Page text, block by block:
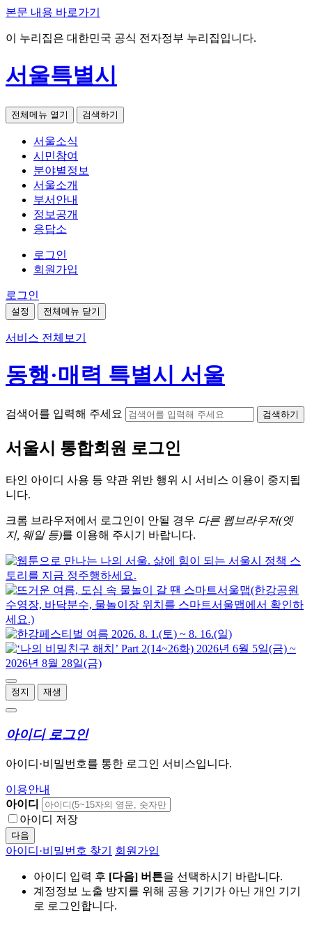
본문 내용 바로가기
이 누리집은 대한민국 공식 전자정부 누리집입니다.
서울특별시
전체메뉴 열기 검색하기
서울소식
시민참여
분야별정보
서울소개
부서안내
정보공개
응답소
로그인
회원가입
로그인
설정 전체메뉴 닫기
서비스 전체보기
동행·매력 특별시 서울
검색어를 입력해 주세요 검색하기
서울시 통합회원 로그인
타인 아이디 사용 등 약관 위반 행위 시 서비스 이용이 중지됩
니다.
크롬 브라우저에서 로그인이 안될 경우 다른 웹브라우저(엣
지, 웨일 등)를 이용해 주시기 바랍니다.
정지 재생
아이디 로그인
아이디·비밀번호를 통한 로그인 서비스입니다.
이용안내
아이디
아이디 저장
다음
아이디·비밀번호 찾기 회원가입
아이디 입력 후 [다음] 버튼을 선택하시기 바랍니다.
계정정보 노출 방지를 위해 공용 기기가 아닌 개인 기기
로 로그인합니다.